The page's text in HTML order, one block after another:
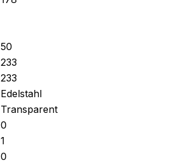
50
233
233
Edelstahl
Transparent
0
1
0